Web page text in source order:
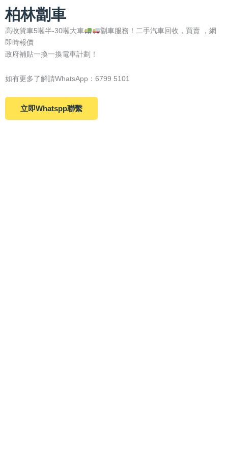
柏林劏車
高收貨車5噸半-30噸大車
劏車服務！二手汽車回收，買賣 ，網
即時報價
政府補貼一換一換電車計劃！
如有更多了解請WhatsApp：6799 5101
立即Whatspp聯繫